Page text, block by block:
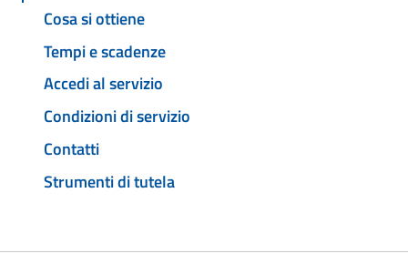
Cosa si ottiene
Tempi e scadenze
Accedi al servizio
Condizioni di servizio
Contatti
Strumenti di tutela